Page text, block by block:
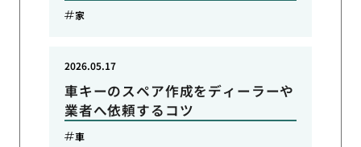
家
車キーのスペア作成をディーラーや
業者へ依頼するコツ
2026.05.17
車